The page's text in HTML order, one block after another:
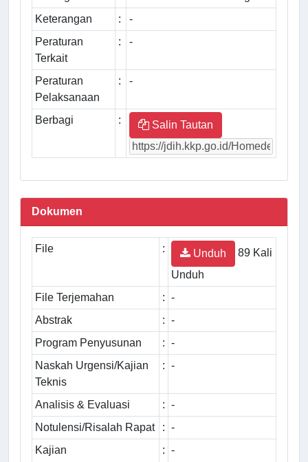
Keterangan
:
-
Peraturan
Terkait
: -
Peraturan
Pelaksanaan
: -
Berbagi : Salin Tautan
Dokumen
File : Unduh
89 Kali
Unduh
File Terjemahan
: -
Abstrak
: -
Program Penyusunan
: -
Naskah Urgensi/Kajian
Teknis
: -
Analisis & Evaluasi : -
Notulensi/Risalah Rapat
: -
Kajian
: -